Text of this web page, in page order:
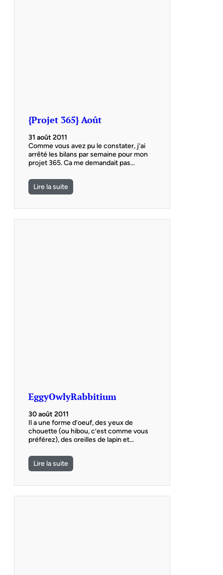
{Projet 365} Août
31 août 2011
Comme vous avez pu le constater, j’ai
arrêté les bilans par semaine pour mon
projet 365. Ca me demandait pas…
Lire la suite
EggyOwlyRabbitium
30 août 2011
Il a une forme d’oeuf, des yeux de
chouette (ou hibou, c’est comme vous
préférez), des oreilles de lapin et…
Lire la suite